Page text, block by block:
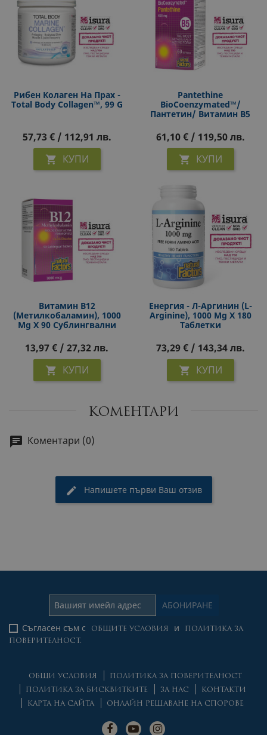
Рибен Колаген На Прах -
Total Body Collagen™, 99 G
57,73 € / 112,91 лв.
 КУПИ
Pantethine
BioCoenzymated™/
Пантетин/ Витамин В5
Капсули
61,10 € / 119,50 лв.
 КУПИ
Витамин В12
(метилкобаламин), 1000
Μg Х 90 Сублингвални
13,97 € / 27,32 лв.
 КУПИ
Енергия - Л-Аргинин (L-
Arginine), 1000 Mg Х 180
Таблетки
73,29 € / 143,34 лв.
 КУПИ
КОМЕНТАРИ
Коментари (0)
Напишете първи Ваш отзив
Съгласен съм с ОБЩИТЕ УСЛОВИЯ и
ПОЛИТИКА ЗА
ПОВЕРИТЕЛНОСТ.
ОБЩИ УСЛОВИЯ
ПОЛИТИКА ЗА ПОВЕРИТЕЛНОСТ
ПОЛИТИКА ЗА БИСКВИТКИТЕ
ЗА НАС
КОНТАКТИ
КАРТА НА САЙТА
ОНЛАЙН РЕШАВАНЕ НА СПОРОВЕ